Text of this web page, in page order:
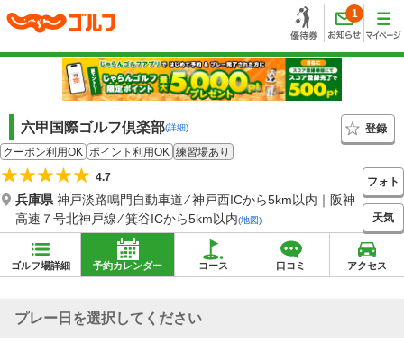
1
六甲国際ゴルフ倶楽部(詳細)
登録
クーポン利用OK ポイント利用OK 練習場あり
4.7
兵庫県神戸淡路鳴門自動車道 ⁄ 神戸西ICから5km以内｜阪神
高速７号北神戸線 ⁄ 箕谷ICから5km以内(地図)
フォト
天気
ゴルフ場詳細 予約カレンダー コース 口コミ アクセス
プレー日を選択してください